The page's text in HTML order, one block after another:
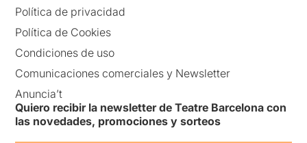
Política de privacidad
Política de Cookies
Condiciones de uso
Comunicaciones comerciales y Newsletter
Anuncia’t
Quiero recibir la newsletter de Teatre Barcelona con
las novedades, promociones y sorteos